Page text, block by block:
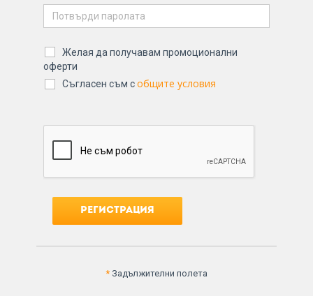
Желая да получавам промоционални
оферти
Съгласен съм собщите условия
Регистрация
*Задължителни полета